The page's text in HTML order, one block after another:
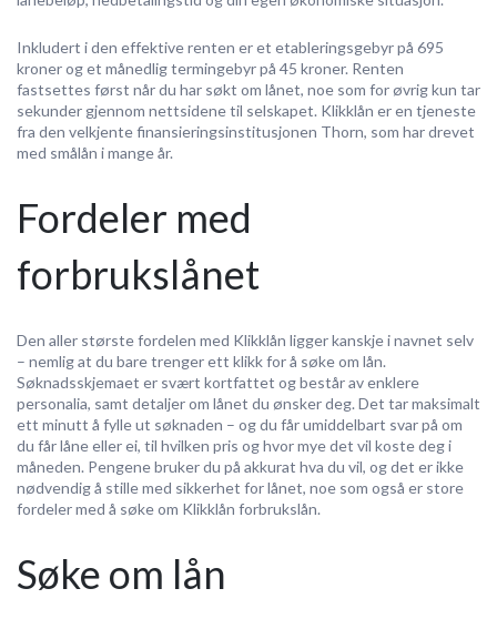
Inkludert i den effektive renten er et etableringsgebyr på 695
kroner og et månedlig termingebyr på 45 kroner. Renten
fastsettes først når du har søkt om lånet, noe som for øvrig kun tar
sekunder gjennom nettsidene til selskapet. Klikklån er en tjeneste
fra den velkjente finansieringsinstitusjonen Thorn, som har drevet
med smålån i mange år.
Fordeler med
forbrukslånet
Den aller største fordelen med Klikklån ligger kanskje i navnet selv
– nemlig at du bare trenger ett klikk for å søke om lån.
Søknadsskjemaet er svært kortfattet og består av enklere
personalia, samt detaljer om lånet du ønsker deg. Det tar maksimalt
ett minutt å fylle ut søknaden – og du får umiddelbart svar på om
du får låne eller ei, til hvilken pris og hvor mye det vil koste deg i
måneden. Pengene bruker du på akkurat hva du vil, og det er ikke
nødvendig å stille med sikkerhet for lånet, noe som også er store
fordeler med å søke om Klikklån forbrukslån.
Søke om lån